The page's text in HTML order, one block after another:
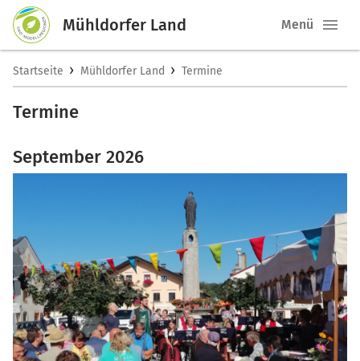
Mühldorfer Land Menü
Startseite › Mühldorfer Land › Termine
Termine
September 2026